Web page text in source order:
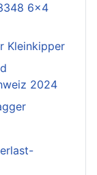
6x4
Kleinkipper
2024